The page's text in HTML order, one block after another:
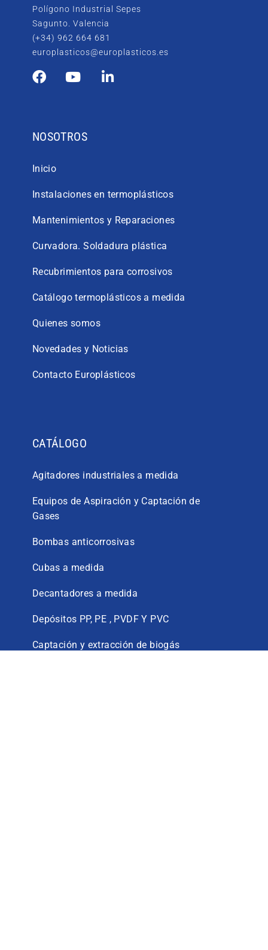
Polígono Industrial Sepes
Sagunto. Valencia
(+34) 962 664 681
europlasticos@europlasticos.es
NOSOTROS
Inicio
Instalaciones en termoplásticos
Mantenimientos y Reparaciones
Curvadora. Soldadura plástica
Recubrimientos para corrosivos
Catálogo termoplásticos a medida
Quienes somos
Novedades y Noticias
Contacto Europlásticos
CATÁLOGO
Agitadores industriales a medida
Equipos de Aspiración y Captación de
Gases
Bombas anticorrosivas
Cubas a medida
Decantadores a medida
Depósitos PP, PE , PVDF Y PVC
Captación y extracción de biogás